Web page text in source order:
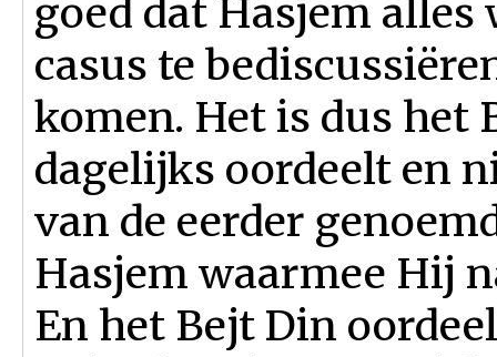
goed dat Hasjem alles
casus te
komen. Het is dus het
dagelijks oordeelt en
van de eerder
Hasjem waarmee Hij
En het Bejt Din